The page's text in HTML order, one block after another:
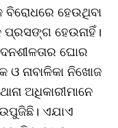
ହେଉଥିବା
ପ୍ରସଙ୍ଗ ହେଉନାହିଁ।
ଘୋର
ଓ ନାବାଳିକା ନିଖୋଜ
ଅଧିକାରୀମାନେ
ଏଯାଏ